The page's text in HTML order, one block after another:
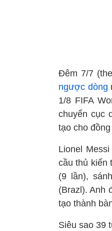
Đêm 7/7
ngược dòng
1/8 FIFA
chuyển cục
tạo cho
Lionel
cầu thủ kiến
(9 lần),
(Brazl). Anh
tạo thành
Siêu sao 39